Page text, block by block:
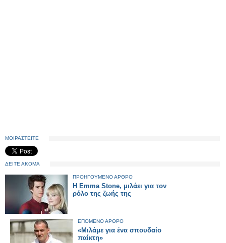
ΜΟΙΡΑΣΤΕΙΤΕ
ΔΕΙΤΕ ΑΚΟΜΑ
ΠΡΟΗΓΟΥΜΕΝΟ ΑΡΘΡΟ
Η Emma Stone, μιλάει για τον
ρόλο της ζωής της
ΕΠΟΜΕΝΟ ΑΡΘΡΟ
«Μιλάμε για ένα σπουδαίο
παίκτη»